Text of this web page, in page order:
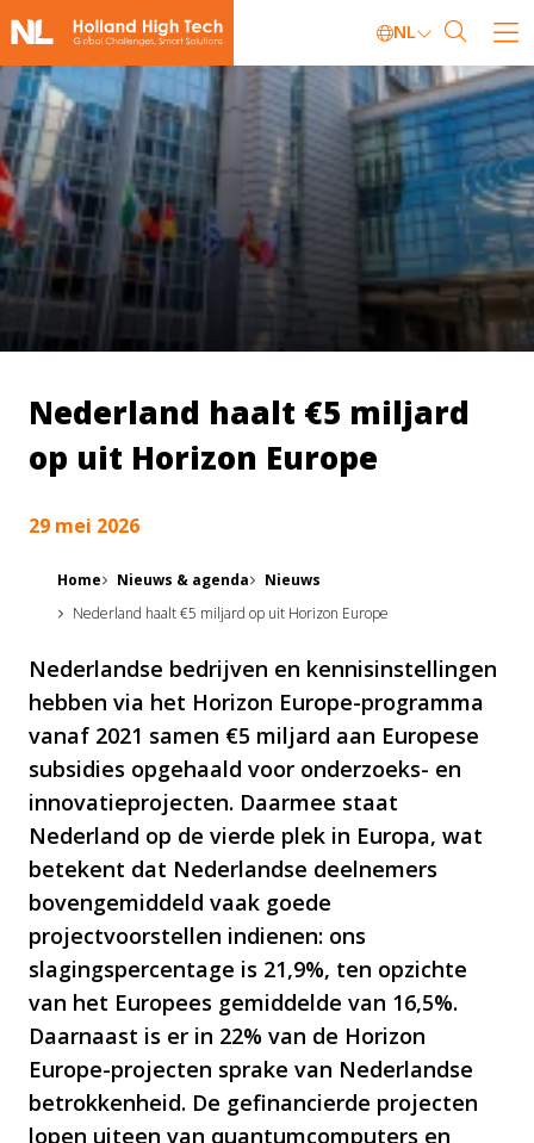
NL
Nederland haalt €5 miljard
op uit Horizon Europe
29 mei 2026
Home Nieuws & agenda
Nieuws
Nederland haalt €5 miljard op uit Horizon Europe
Nederlandse bedrijven en kennisinstellingen
hebben via het Horizon Europe-programma
vanaf 2021 samen €5 miljard aan Europese
subsidies opgehaald voor onderzoeks- en
innovatieprojecten. Daarmee staat
Nederland op de vierde plek in Europa, wat
betekent dat Nederlandse deelnemers
bovengemiddeld vaak goede
projectvoorstellen indienen: ons
slagingspercentage is 21,9%, ten opzichte
van het Europees gemiddelde van 16,5%.
Daarnaast is er in 22% van de Horizon
Europe-projecten sprake van Nederlandse
betrokkenheid. De gefinancierde projecten
lopen uiteen van quantumcomputers en